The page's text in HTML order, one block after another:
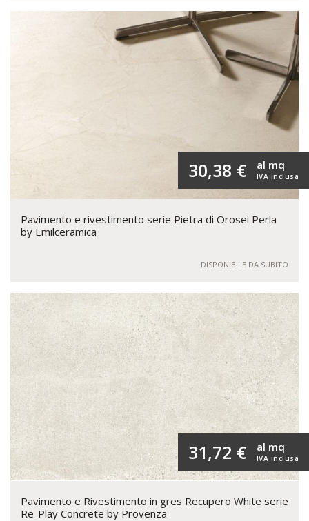
30,38 € IVA inclusa
al mq
Pavimento e rivestimento serie Pietra di Orosei Perla
by Emilceramica
DISPONIBILE DA SUBITO
31,72 € IVA inclusa
al mq
Pavimento e Rivestimento in gres Recupero White serie
Re-Play Concrete by Provenza